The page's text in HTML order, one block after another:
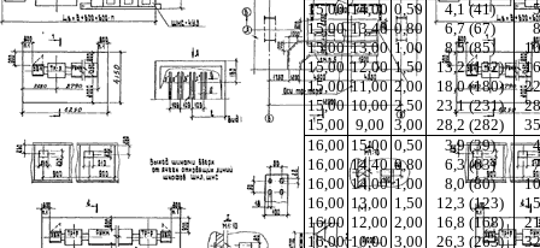
15,00 14,00 0,50 4,1 (41)
15,00 13,40 0,80 6,7 (67)
15,00 13,00 1,00 8,5 (85)
15,00 12,00 1,50 13,2 (132)
15,00 11,00 2,00 18,0 (180)
15,00 10,00 2,50 23,1 (231)
15,00
9,00 3,00 28,2 (282)
16,00 15,00 0,50 3,9 (39)
16,00 14,40 0,80 6,3 (63)
16,00 14,00 1,00 8,0 (80)
16,00 13,00 1,50 12,3 (123)
16,00 12,00 2,00 16,8 (168)
16,00 10,00 3,00 26,3 (263)